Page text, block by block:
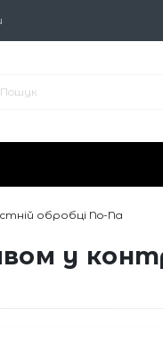
обробці No-Na
у